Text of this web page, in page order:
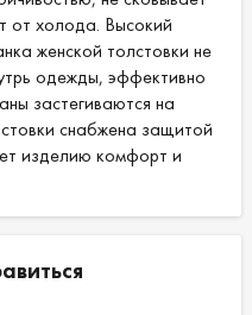
от холода. Высокий
женской толстовки не
одежды, эффективно
застегиваются на
снабжена защитой
изделию комфорт и